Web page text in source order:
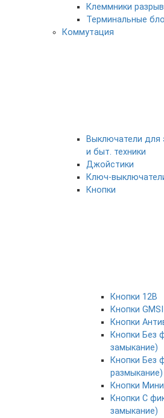
Клеммники
Терминальные
Коммутация
Выключатели для
и быт. техники
Джойстики
Ключ-
Кнопки
Кнопки 12В
Кнопки GMSI
Кнопки
Кнопки Без
замыкание)
Кнопки Без
размыкание)
Кнопки
Кнопки С
замыкание)